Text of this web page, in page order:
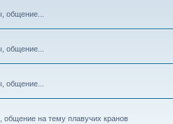
общение...
общение...
общение...
общение на тему плавучих кранов